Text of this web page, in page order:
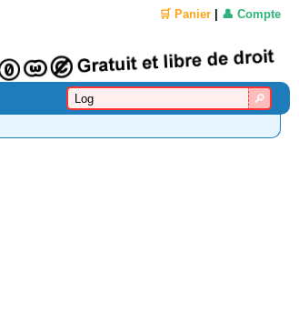
🛒 Panier 👤 Compte